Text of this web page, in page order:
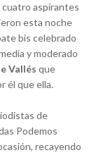
cuatro aspirantes
esta noche
bis celebrado
y moderado
Vallés que
él que ella.
de
Podemos
recayendo